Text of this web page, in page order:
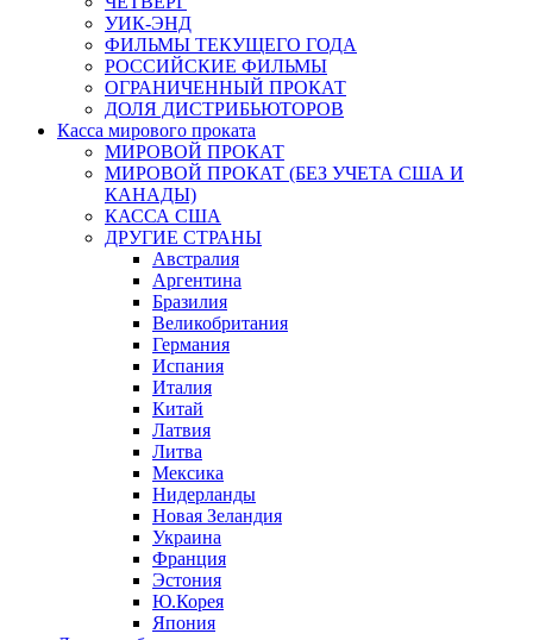
УИК-ЭНД
ФИЛЬМЫ ТЕКУЩЕГО ГОДА
РОССИЙСКИЕ ФИЛЬМЫ
ОГРАНИЧЕННЫЙ ПРОКАТ
ДОЛЯ ДИСТРИБЬЮТОРОВ
Касса мирового проката
МИРОВОЙ ПРОКАТ
МИРОВОЙ ПРОКАТ (БЕЗ УЧЕТА США И
КАНАДЫ)
КАССА США
ДРУГИЕ СТРАНЫ
Австралия
Аргентина
Бразилия
Великобритания
Германия
Испания
Италия
Китай
Латвия
Литва
Мексика
Нидерланды
Новая Зеландия
Украина
Франция
Эстония
Ю.Корея
Япония